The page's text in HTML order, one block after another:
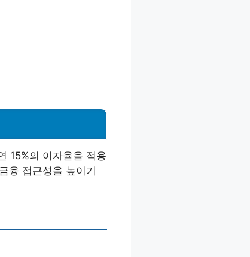
15%의 이자율을 적용
융 접근성을 높이기